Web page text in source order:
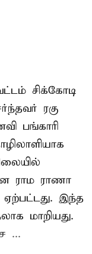
சிக்கோடி
ரகு
பங்காரி
ராம ராணா
இந்த
மாறியது.
...